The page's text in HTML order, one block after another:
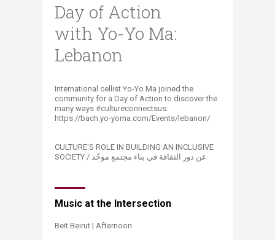
Day of Action
with Yo-Yo Ma:
Lebanon
International cellist ​​Yo-Yo Ma joined the
community for a Day of Action to discover the
many ways #cultureconnectsus:
https://bach.yo-yoma.com/Events/lebanon/
CULTURE'S ROLE IN BUILDING AN INCLUSIVE
Music at the Intersection
Beit Beirut | Afternoon